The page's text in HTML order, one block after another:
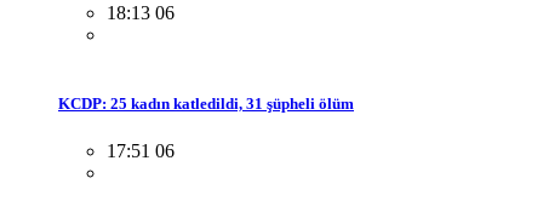
18:13 06
KCDP: 25 kadın katledildi, 31 şüpheli ölüm
17:51 06